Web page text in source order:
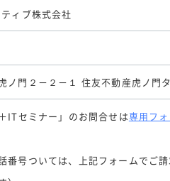
ィブ株式会社
ノ門２－２－１ 住友不動産虎ノ門
ITセミナー」のお問合せは専用フ
番号ついては、上記フォームでご